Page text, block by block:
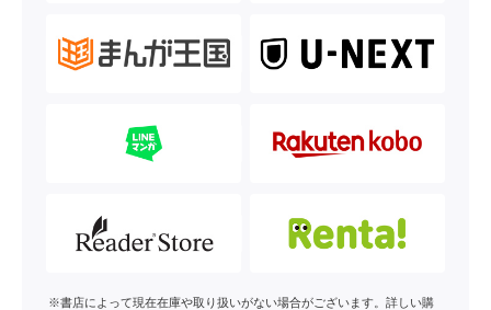
※書店によって現在在庫や取り扱いがない場合がございます。詳しい購